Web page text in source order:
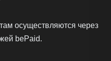
осуществляются через
bеPаid.